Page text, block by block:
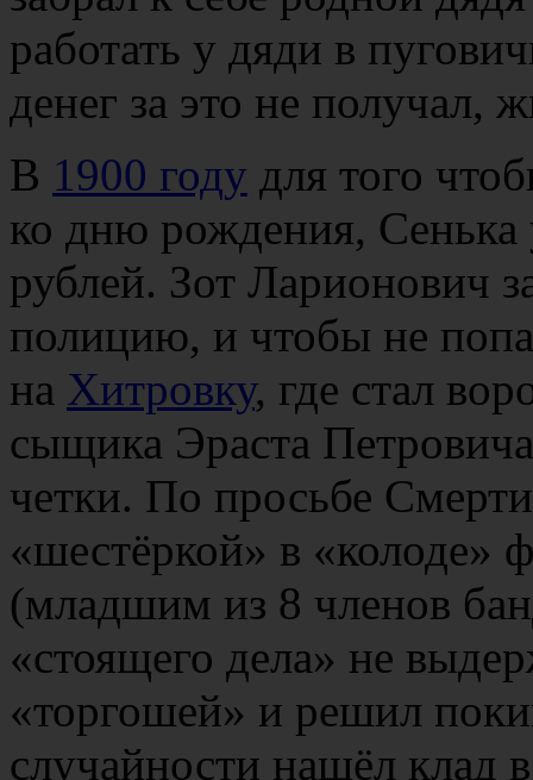
работать у дяди в
денег за это не получал,
В 1900 году для того
ко дню рождения, Сенька
рублей. Зот Ларионович
полицию, и чтобы не
на Хитровку, где стал
сыщика Эраста
четки. По просьбе
«шестёркой» в «колоде»
(младшим из 8 членов
«стоящего дела» не
«торгошей» и решил
случайности нашёл клад